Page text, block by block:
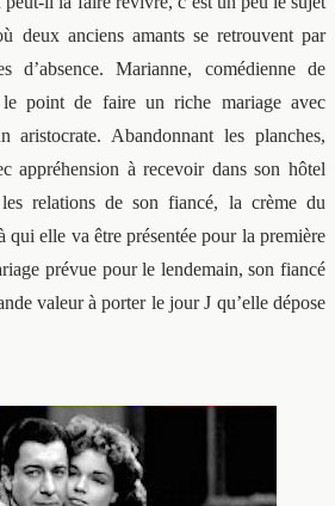
deux anciens amants se retrouvent par
d’absence. Marianne, comédienne de
point de faire un riche mariage avec
aristocrate. Abandonnant les planches,
appréhension à recevoir dans son hôtel
relations de son fiancé, la crème du
qui elle va être présentée pour la première
prévue pour le lendemain, son fiancé
valeur à porter le jour J qu’elle dépose